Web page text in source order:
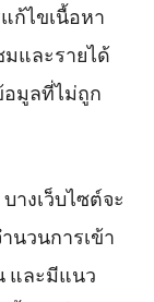
ก้ไขเนื้อหา
มและรายได้
มูลที่ไม่ถูก
างเว็บไซต์จะ
นวนการเข้า
และมีแนว